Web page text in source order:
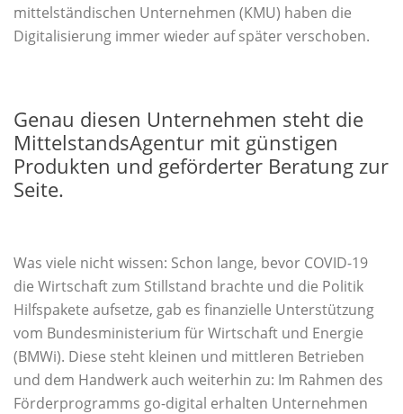
mittelständischen Unternehmen (KMU) haben die
Digitalisierung immer wieder auf später verschoben.
Genau diesen Unternehmen steht die
MittelstandsAgentur mit günstigen
Produkten und geförderter Beratung zur
Seite.
Was viele nicht wissen: Schon lange, bevor COVID-19
die Wirtschaft zum Stillstand brachte und die Politik
Hilfspakete aufsetze, gab es finanzielle Unterstützung
vom Bundesministerium für Wirtschaft und Energie
(BMWi). Diese steht kleinen und mittleren Betrieben
und dem Handwerk auch weiterhin zu: Im Rahmen des
Förderprogramms go-digital erhalten Unternehmen